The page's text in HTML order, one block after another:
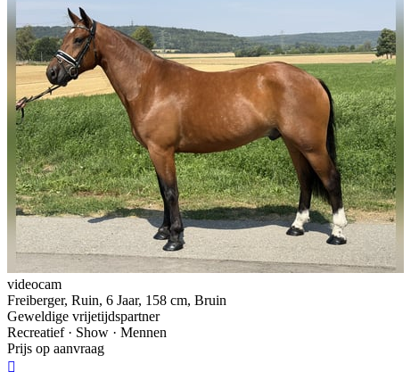
videocam
Freiberger, Ruin, 6 Jaar, 158 cm, Bruin
Geweldige vrijetijdspartner
Recreatief · Show · Mennen
Prijs op aanvraag
